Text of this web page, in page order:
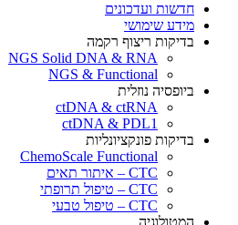
חדשות ועדכונים
מידע שימושי
בדיקות ריצוף רקמה
NGS Solid DNA & RNA
NGS & Functional
ביופסיה נוזלית
ctDNA & ctRNA
ctDNA & PDL1
בדיקות פונקציונליות
ChemoScale Functional
CTC – איתור תאים
CTC – טיפול תרופתי
CTC – טיפול טבעי